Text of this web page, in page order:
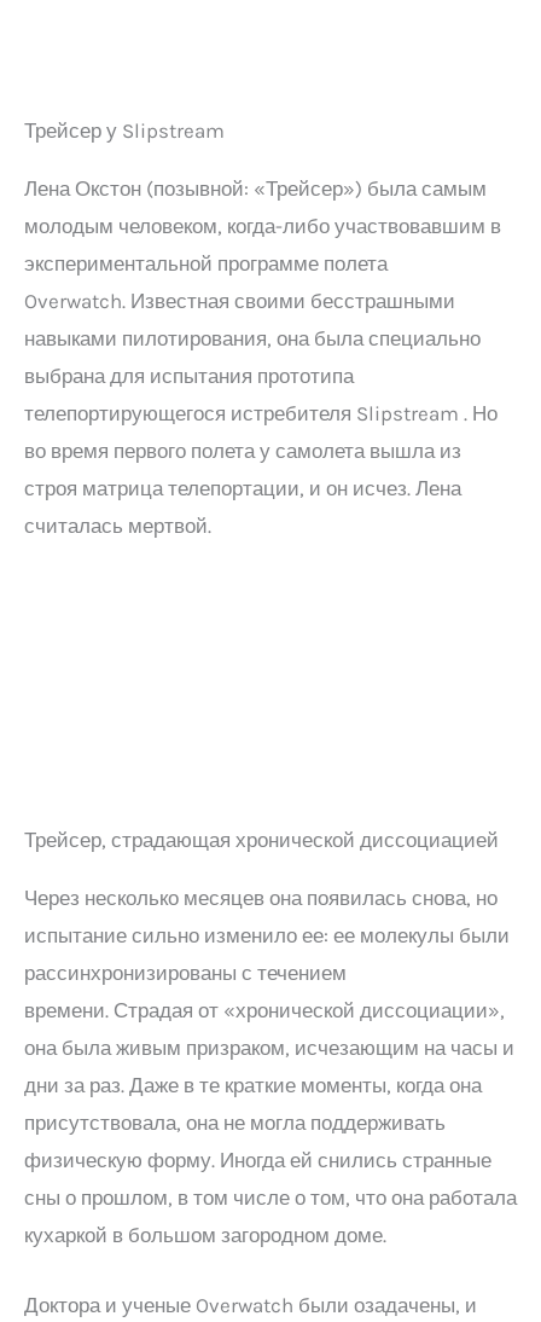
Трейсер у Slipstream
Лена Окстон (позывной: «Трейсер») была самым
молодым человеком, когда-либо участвовавшим в
экспериментальной программе полета
Overwatch. Известная своими бесстрашными
навыками пилотирования, она была специально
выбрана для испытания прототипа
телепортирующегося истребителя Slipstream . Но
во время первого полета у самолета вышла из
строя матрица телепортации, и он исчез. Лена
считалась мертвой.
Трейсер, страдающая хронической диссоциацией
Через несколько месяцев она появилась снова, но
испытание сильно изменило ее: ее молекулы были
рассинхронизированы с течением
времени. Страдая от «хронической диссоциации»,
она была живым призраком, исчезающим на часы и
дни за раз. Даже в те краткие моменты, когда она
присутствовала, она не могла поддерживать
физическую форму. Иногда ей снились странные
сны о прошлом, в том числе о том, что она работала
кухаркой в ​​большом загородном доме.
Доктора и ученые Overwatch были озадачены, и